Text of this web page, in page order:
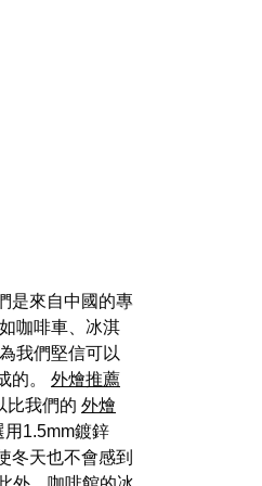
是來自中國的專
咖啡車、冰淇
我們堅信可以
的。 外燴推薦
比我們的 外燴
1.5mm鍍鋅
冬天也不會感到